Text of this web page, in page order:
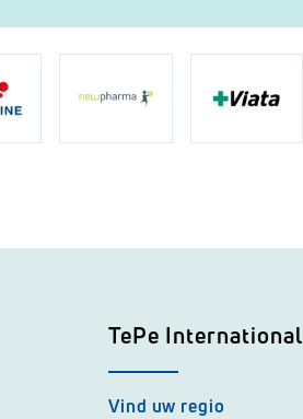
TePe International
Vind uw regio